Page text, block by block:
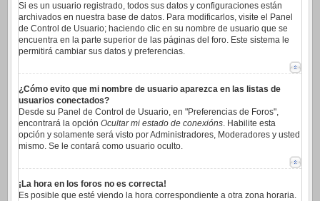
Si es un usuario registrado, todos sus datos y configuraciones están
archivados en nuestra base de datos. Para modificarlos, visite el Panel
de Control de Usuario; haciendo clic en su nombre de usuario que se
encuentra en la parte superior de las páginas del foro. Este sistema le
permitirá cambiar sus datos y preferencias.
¿Cómo evito que mi nombre de usuario aparezca en las listas de
usuarios conectados?
Desde su Panel de Control de Usuario, en "Preferencias de Foros",
encontrará la opción Ocultar mi estado de conexións. Habilite esta
opción y solamente será visto por Administradores, Moderadores y usted
mismo. Se le contará como usuario oculto.
¡La hora en los foros no es correcta!
Es posible que esté viendo la hora correspondiente a otra zona horaria.